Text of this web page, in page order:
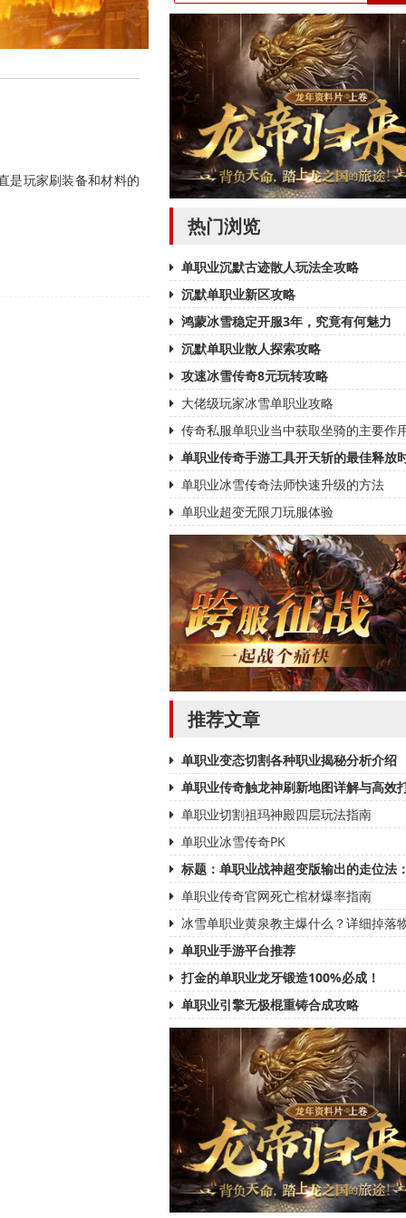
是玩家刷装备和材料的
热门浏览
单职业沉默古迹散人玩法全攻略
沉默单职业新区攻略
鸿蒙冰雪稳定开服3年，究竟有何魅力
沉默单职业散人探索攻略
攻速冰雪传奇8元玩转攻略
大佬级玩家冰雪单职业攻略
传奇私服单职业当中获取坐骑的主要作
单职业传奇手游工具开天斩的最佳释放
单职业冰雪传奇法师快速升级的方法
单职业超变无限刀玩服体验
推荐文章
单职业变态切割各种职业揭秘分析介绍
单职业传奇触龙神刷新地图详解与高效
单职业切割祖玛神殿四层玩法指南
单职业冰雪传奇PK
标题：单职业战神超变版输出的走位法
单职业传奇官网死亡棺材爆率指南
冰雪单职业黄泉教主爆什么？详细掉落
单职业手游平台推荐
打金的单职业龙牙锻造100%必成！
单职业引擎无极棍重铸合成攻略